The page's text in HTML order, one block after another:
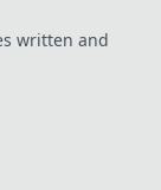
written and